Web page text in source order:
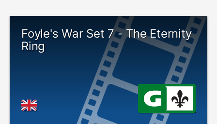
Foyle's War Set 7 - The Eternity
Ring